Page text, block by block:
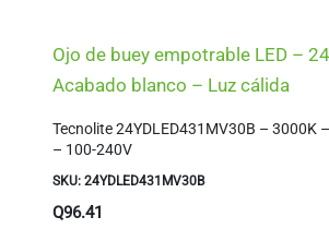
Ojo de buey empotrable LED –
Acabado blanco – Luz cálida
Tecnolite 24YDLED431MV30B – 3000K
– 100-240V
SKU: 24YDLED431MV30B
Q96.41